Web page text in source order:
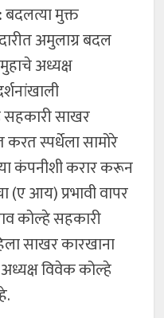
बदलत्या मुक्त
अमुलाग्र बदल
अध्यक्ष
सहकारी साखर
स्पर्धेला सामोरे
या कंपनीशी करार करून
(ए आय) प्रभावी वापर
कोल्हे सहकारी
साखर कारखाना
विवेक कोल्हे